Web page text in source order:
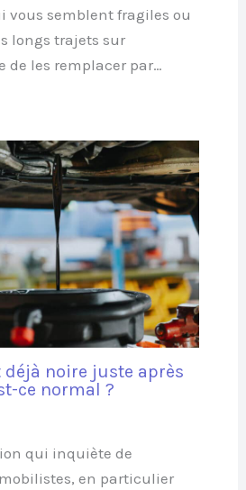
vous semblent fragiles ou
longs trajets sur
de les remplacer par…
noire juste après
ce normal ?
qui inquiète de
en particulier